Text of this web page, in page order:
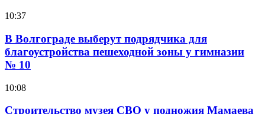
10:37
В Волгограде выберут подрядчика для
благоустройства пешеходной зоны у гимназии
№ 10
10:08
Строительство музея СВО у подножия Мамаева